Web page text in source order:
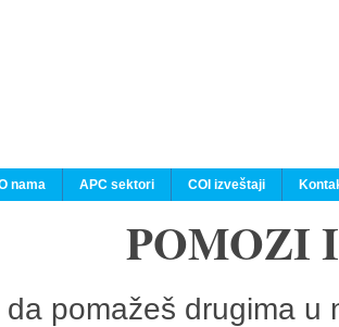
nama APC sektori COI izveštaji
POMOZI
da pomažeš drugima